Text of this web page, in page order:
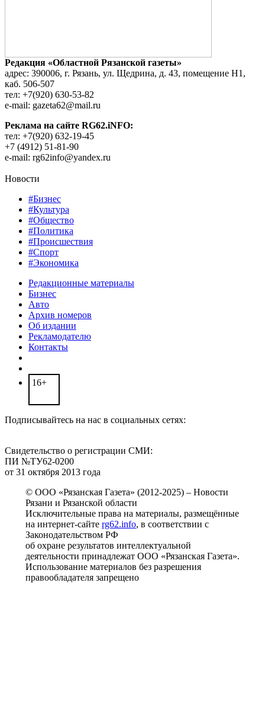
Редакция «Областной Рязанской газеты»
адрес: 390006, г. Рязань, ул. Щедрина, д. 43, помещение Н1,
каб. 506-507
тел: +7(920) 630-53-82
e-mail: gazeta62@mail.ru
Реклама на сайте RG62.iNFO:
тел: +7(920) 632-19-45
+7 (4912) 51-81-90
e-mail: rg62info@yandex.ru
Новости
#Бизнес
#Культура
#Общество
#Политика
#Происшествия
#Спорт
#Экономика
Редакционные материалы
Бизнес
Авто
Архив номеров
Об издании
Рекламодателю
Контакты
16+
Подписывайтесь на нас в социальных сетях:
Свидетельство о регистрации СМИ:
ПИ №ТУ62-0200
от 31 октября 2013 года
© ООО «Рязанская Газета» (2012-2025) – Новости
Рязани и Рязанской области
Исключительные права на материалы, размещённые
на интернет-сайте rg62.info, в соответствии с
Законодательством РФ
об охране результатов интеллектуальной
деятельности принадлежат ООО «Рязанская Газета».
Использование материалов без разрешения
правообладателя запрещено